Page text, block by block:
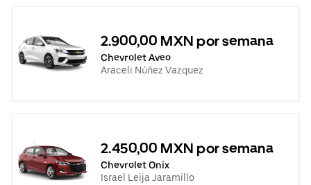
2.900,00 MXN por semana
Chevrolet Aveo
Araceli Núñez Vazquez
2.450,00 MXN por semana
Chevrolet Onix
Israel Leija Jaramillo